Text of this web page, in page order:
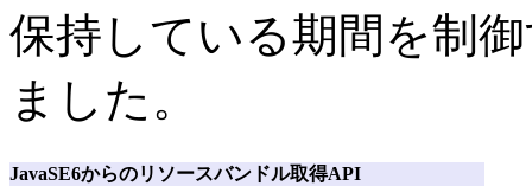
保持している期間を制
ました。
JavaSE6からのリソースバンドル取得API